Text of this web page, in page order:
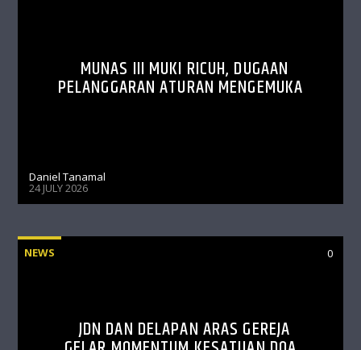
MUNAS III MUKI RICUH, DUGAAN
PELANGGARAN ATURAN MENGEMUKA
Daniel Tanamal
24 JULY 2026
NEWS 0
JDN DAN DELAPAN ARAS GEREJA